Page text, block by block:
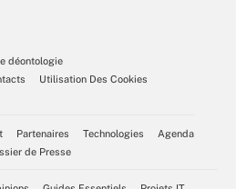
déontologie
Utilisation Des Cookies
Partenaires Technologies
Agenda
de Presse